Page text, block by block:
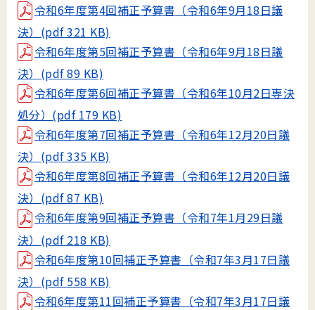
令和6年度第4回補正予算書（令和6年9月18日議
決）(pdf 321 KB)
令和6年度第5回補正予算書（令和6年9月18日議
決）(pdf 89 KB)
令和6年度第6回補正予算書（令和6年10月2日専決
処分）(pdf 179 KB)
令和6年度第7回補正予算書（令和6年12月20日議
決）(pdf 335 KB)
令和6年度第8回補正予算書（令和6年12月20日議
決）(pdf 87 KB)
令和6年度第9回補正予算書（令和7年1月29日議
決）(pdf 218 KB)
令和6年度第10回補正予算書（令和7年3月17日議
決）(pdf 558 KB)
令和6年度第11回補正予算書（令和7年3月17日議